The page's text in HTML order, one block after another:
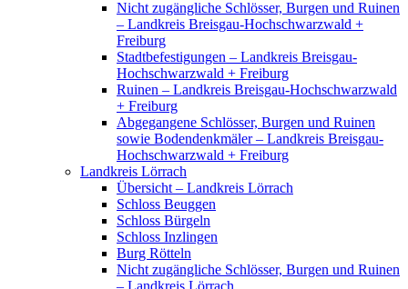
Nicht zugängliche Schlösser, Burgen und Ruinen
– Landkreis Breisgau-Hochschwarzwald +
Freiburg
Stadtbefestigungen – Landkreis Breisgau-
Hochschwarzwald + Freiburg
Ruinen – Landkreis Breisgau-Hochschwarzwald
+ Freiburg
Abgegangene Schlösser, Burgen und Ruinen
sowie Bodendenkmäler – Landkreis Breisgau-
Hochschwarzwald + Freiburg
Landkreis Lörrach
Übersicht – Landkreis Lörrach
Schloss Beuggen
Schloss Bürgeln
Schloss Inzlingen
Burg Rötteln
Nicht zugängliche Schlösser, Burgen und Ruinen
– Landkreis Lörrach